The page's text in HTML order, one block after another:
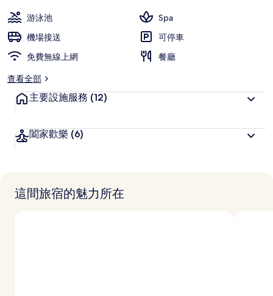
深
受
旅
客
喜
游泳池
Spa
機場接送
可停車
免費無線上網
餐廳
查看全部
主要設施服務 (12)
闔家歡樂 (6)
這間旅宿的魅力所在